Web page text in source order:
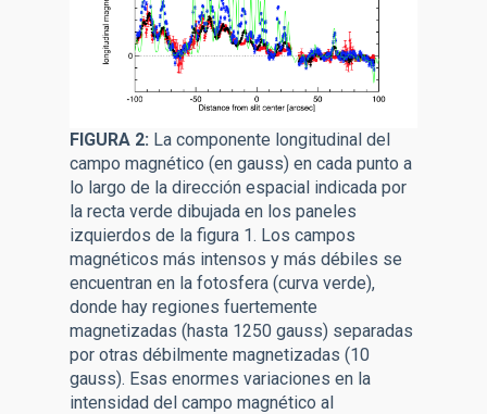
FIGURA 2: La componente longitudinal del
campo magnético (en gauss) en cada punto a
lo largo de la dirección espacial indicada por
la recta verde dibujada en los paneles
izquierdos de la figura 1. Los campos
magnéticos más intensos y más débiles se
encuentran en la fotosfera (curva verde),
donde hay regiones fuertemente
magnetizadas (hasta 1250 gauss) separadas
por otras débilmente magnetizadas (10
gauss). Esas enormes variaciones en la
intensidad del campo magnético al